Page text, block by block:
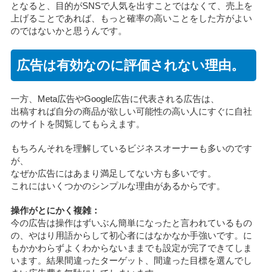
となると、目的がSNSで人気を出すことではなくて、売上を
上げることであれば、もっと確率の高いことをした方がよい
のではないかと思うんです。
広告は有効なのに評価されない理由。
一方、Meta広告やGoogle広告に代表される広告は、
出稿すれば自分の商品が欲しい可能性の高い人にすぐに自社
のサイトを閲覧してもらえます。
もちろんそれを理解しているビジネスオーナーも多いのです
が、
なぜか広告にはあまり満足してない方も多いです。
これにはいくつかのシンプルな理由があるからです。
操作がとにかく複雑：
今の広告は操作はずいぶん簡単になったと言われているもの
の、やはり用語からして初心者にはなかなか手強いです。に
もかかわらずよくわからないままでも設定が完了できてしま
います。結果間違ったターゲット、間違った目標を選んでし